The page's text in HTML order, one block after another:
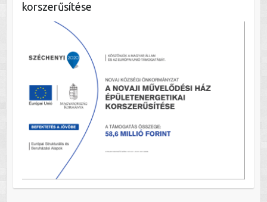
korszerűsítése